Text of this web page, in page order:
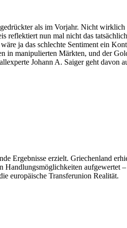
als im Vorjahr. Nicht
reflektiert nun mal nicht das
ja das schlechte Sentiment ein
in manipulierten Märkten, und der
Johann A. Saiger geht davon
Ergebnisse erzielt. Griechenland
Handlungsmöglichkeiten
europäische Transferunion Realität.